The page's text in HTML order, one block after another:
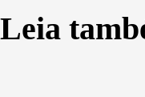
Leia